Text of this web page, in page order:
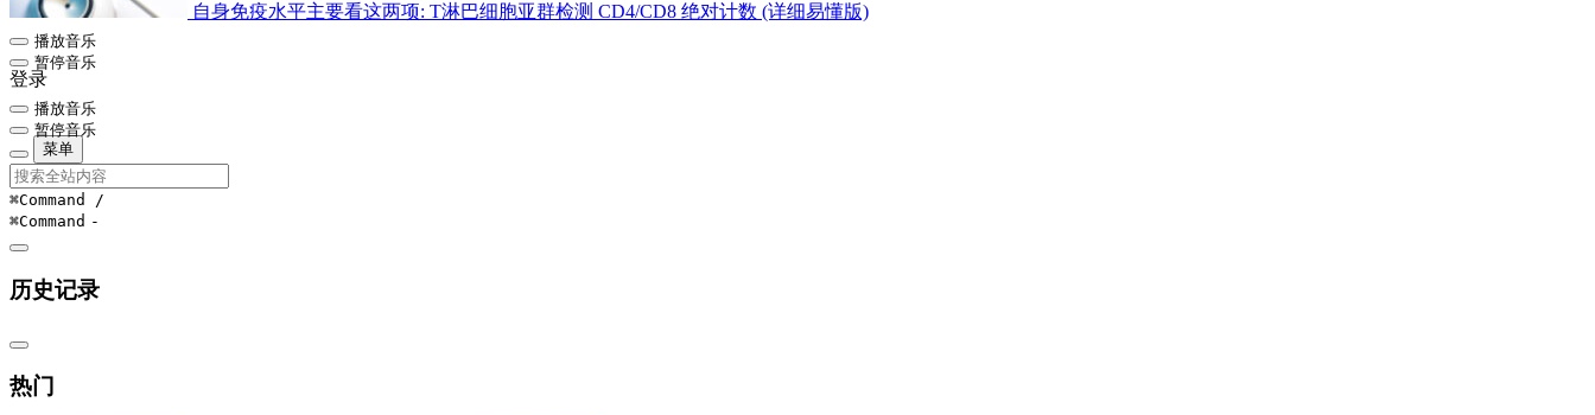
自身免疫水平主要看这两项: T淋巴细胞亚群检测 CD4/CD8 绝对计数 (详细易懂版)
播放音乐
暂停音乐
登录
播放音乐
暂停音乐
菜单
⌘Command /
⌘Command -
历史记录
热门